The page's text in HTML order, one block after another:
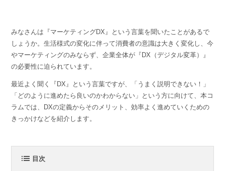
SNSプロモーション支援事業
みなさんは『マーケティングDX』という言葉を聞いたことがあるで
しょうか。生活様式の変化に伴って消費者の意識は大きく変化し、今
やマーケティングのみならず、企業全体が『DX（デジタル変革）』
の必要性に迫られています。
最近よく聞く『DX』という言葉ですが、「うまく説明できない！」
「どのように進めたら良いのかわからない」という方に向けて、本コ
ラムでは、DXの定義からそのメリット、効率よく進めていくための
きっかけなどを紹介します。
目次